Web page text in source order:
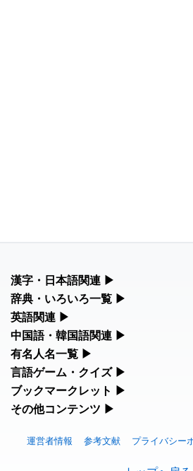
漢字・日本語関連 ▶
漢字の読み方検索、手書き入力、書き順
人名漢字辞典 - 読み
漢字の書き方・書き順 書
辞典・いろいろ一覧 ▶
部首・画数別の漢字一覧、熟語辞典、地
リファレンスツール
画数別なまえ漢字
英語関連 ▶
カタカナ語・略語の意味検索、発音記号
カタカナ語の意味・発音
英単語リスニングテ
イメージ化する英単語
中国語・韓国語関連 ▶
中国語のピンイン変換、韓国語の手書き
手書き中国語入力 変換
有名人名一覧 ▶
海外セレブやスポーツ選手の名前の読
海外有名人の苗字・名前一
プレミアリーグ選手
言語ゲーム・クイズ ▶
四字熟語パズルや漢字クイズなど、楽し
ブックマークレット ▶
ブラウザに登録して、どのサイトからで
漢字読み方検索ブックマ
その他コンテンツ ▶
す。
絵文字の意味と使
運営者情報 参考文献 プライバシー